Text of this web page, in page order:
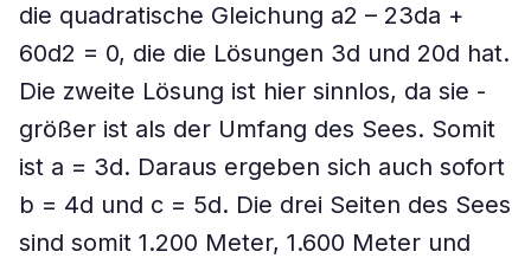
die quadratische Gleichung a2 – 23da +
60d2 = 0, die die Lösungen 3d und 20d hat.
Die zweite Lösung ist hier sinnlos, da sie ­
größer ist als der Umfang des Sees. Somit
ist a = 3d. Daraus ergeben sich auch ­sofort
b = 4d und c = 5d. Die drei Seiten des Sees
sind somit 1.200 Meter, 1.600 Meter und